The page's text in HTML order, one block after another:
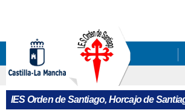
IES Orden de Santiago, Horcajo de